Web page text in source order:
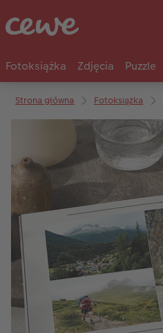
Fotoksiążka Zdjęcia Puzzle
Strona główna Fotoksiążka